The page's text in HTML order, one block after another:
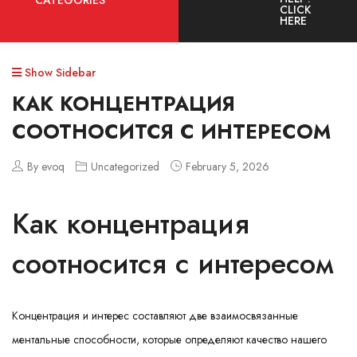
CLICK
HERE
Show Sidebar
КАК КОНЦЕНТРАЦИЯ
СООТНОСИТСЯ С ИНТЕРЕСОМ
By evoq Uncategorized February 5, 2026
Как концентрация
соотносится с интересом
Концентрация и интерес составляют две взаимосвязанные
ментальные способности, которые определяют качество нашего